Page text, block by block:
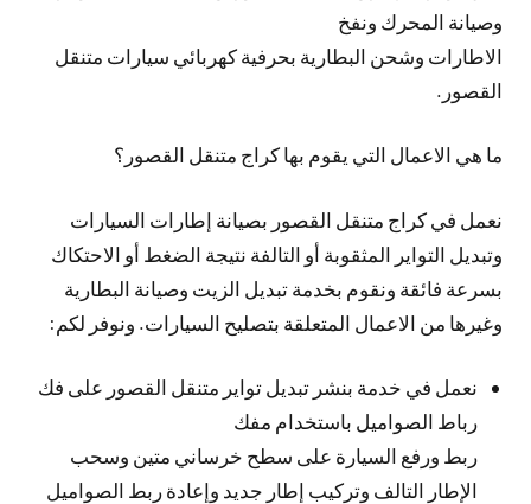
وصيانة المحرك ونفخ
الاطارات وشحن البطارية بحرفية كهربائي سيارات متنقل
القصور.
ما هي الاعمال التي يقوم بها كراج متنقل القصور؟
نعمل في كراج متنقل القصور بصيانة إطارات السيارات
وتبديل التواير المثقوبة أو التالفة نتيجة الضغط أو الاحتكاك
بسرعة فائقة ونقوم بخدمة تبديل الزيت وصيانة البطارية
وغيرها من الاعمال المتعلقة بتصليح السيارات. ونوفر لكم:
نعمل في خدمة بنشر تبديل تواير متنقل القصور على فك
رباط الصواميل باستخدام مفك
ربط ورفع السيارة على سطح خرساني متين وسحب
الإطار التالف وتركيب إطار جديد وإعادة ربط الصواميل